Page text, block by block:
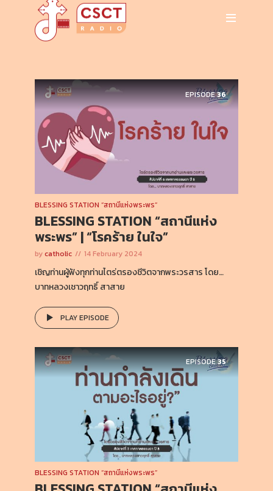
EPISODE36
BLESSING STATION “สถานีแห่งพระพร”
BLESSING STATION “สถานีแห่ง
พระพร” | “โรคร้าย ในใจ”
bycatholic 14 February 2024
เชิญท่านผู้ฟังทุกท่านไตร่ตรองชีวิตจากพระวรสาร โดย…
บาทหลวงเชาวฤทธิ์ สาสาย
PLAY EPISODE
EPISODE35
BLESSING STATION “สถานีแห่งพระพร”